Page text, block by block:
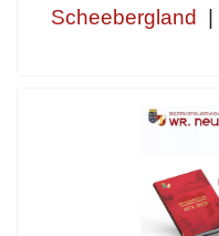
Scheebergland